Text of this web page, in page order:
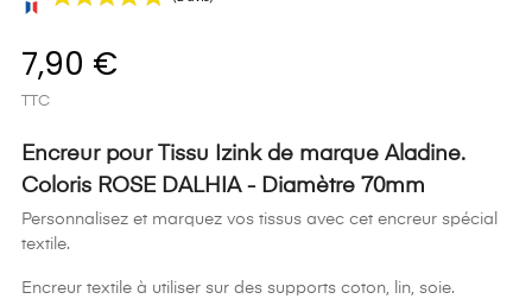
(2 avis)
7,90 €
TTC
Encreur pour Tissu Izink de marque Aladine.
Coloris ROSE DALHIA - Diamètre 70mm
Personnalisez et marquez vos tissus avec cet encreur spécial
textile.
Encreur textile à utiliser sur des supports coton, lin, soie.